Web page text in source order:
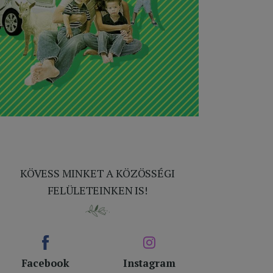
KÖVESS MINKET A KÖZÖSSÉGI
FELÜLETEINKEN IS!
Facebook Instagram